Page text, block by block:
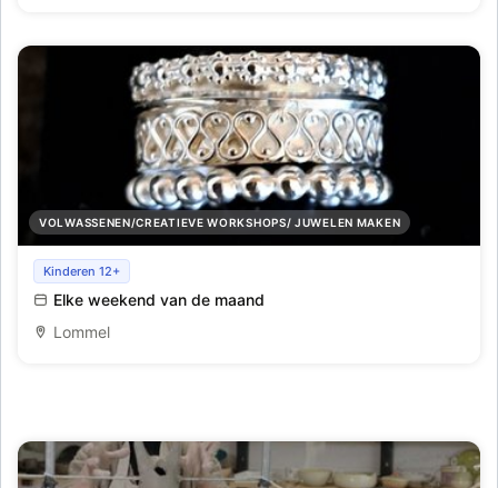
VOLWASSENEN/CREATIEVE WORKSHOPS/ JUWELEN MAKEN
Workshop Maakzelf je zilveren ring of hanger
Kinderen 12+
Elke weekend van de maand
Lommel